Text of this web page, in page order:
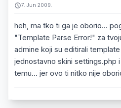
7. Jun 2009.
heh, ma tko ti ga je oborio...
"Template Parse Error!" za
admine koji su editirali
jednostavno skini settings.php
temu... jer ovo ti nitko nije